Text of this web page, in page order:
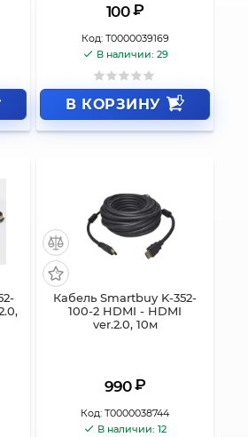
100 ₽
Код: Т0000039169
В наличии: 29
В КОРЗИНУ
Кабель Smartbuy K-352-
100-2 HDMI - HDMI
ver.2.0, 10м
990 ₽
Код: Т0000038744
В наличии: 12